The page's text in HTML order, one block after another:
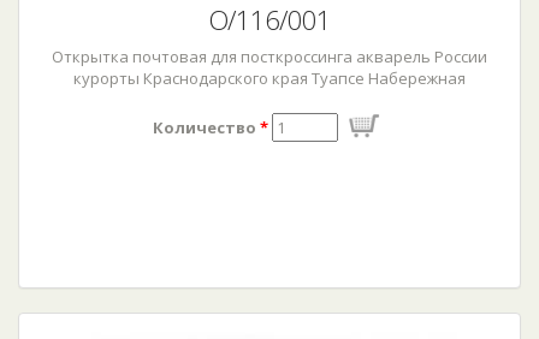
О/116/001
Открытка почтовая для посткроссинга акварель России
курорты Краснодарского края Туапсе Набережная
Количество *